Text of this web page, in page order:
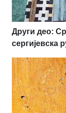
Други део:
сергијевска